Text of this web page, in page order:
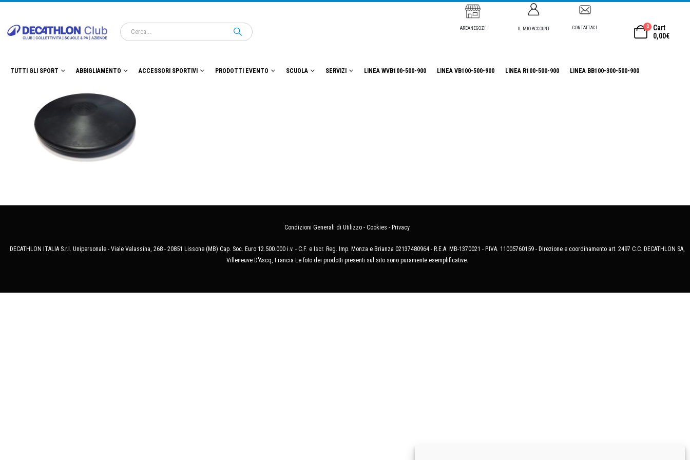
AREANEGOZI IL MIO ACCOUNT CONTATTACI 0
Cart
0,00€
TUTTI GLI SPORT ABBIGLIAMENTO ACCESSORI SPORTIVI PRODOTTI EVENTO SCUOLA SERVIZI LINEA WVB100-500-900 LINEA VB100-500-900 LINEA R100-500-900 LINEA BB100-300-500-900
Condizioni Generali di Utilizzo - Cookies - Privacy
DECATHLON ITALIA S.r.l. Unipersonale - Viale Valassina, 268 - 20851 Lissone (MB) Cap. Soc. Euro 12.500.000 i.v. - C.F. e Iscr. Reg. Imp. Monza e Brianza 02137480964 - R.E.A. MB-1370021 - P.IVA. 11005760159 - Direzione e coordinamento art. 2497 C.C. DECATHLON SA,
Villeneuve D'Ascq, Francia Le foto dei prodotti presenti sul sito sono puramente esemplificative.